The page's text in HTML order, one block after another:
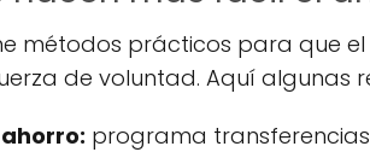
métodos prácticos para que
de voluntad. Aquí algunas
programa